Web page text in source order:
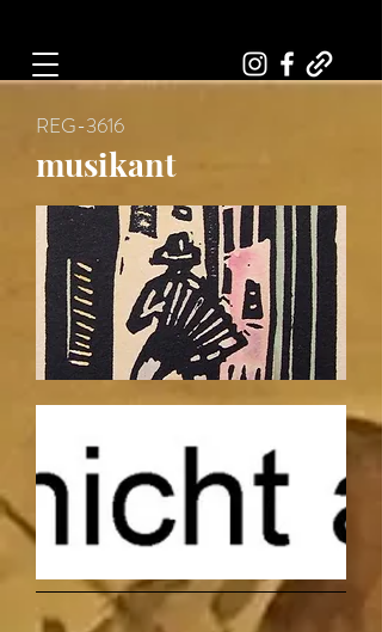
REG-3616
musikant